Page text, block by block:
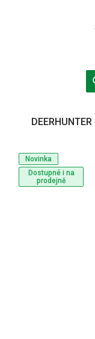
Novinka
Dostupné i na
prodejně